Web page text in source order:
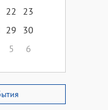
22
23
29
30
5 6